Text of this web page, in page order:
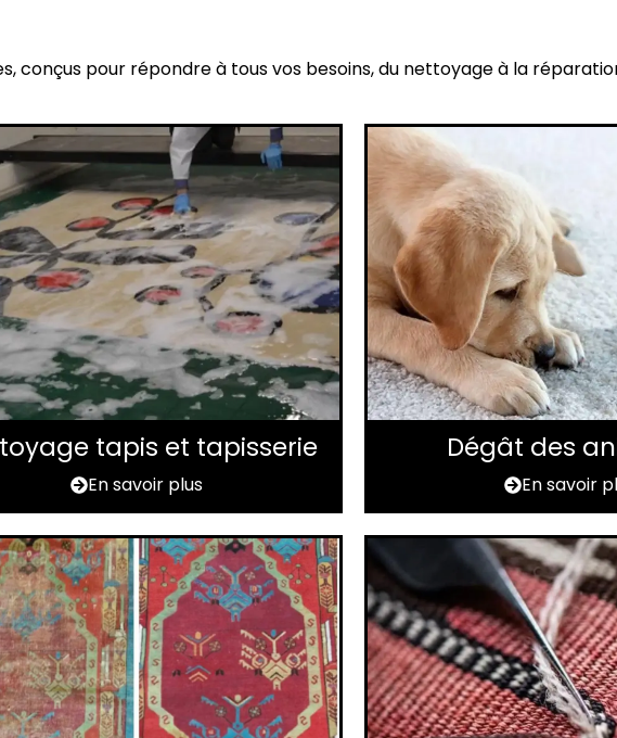
conçus pour répondre à tous vos besoins, du nettoyage à la
tapis et tapisserie
En savoir plus
Dégât des
En savoir